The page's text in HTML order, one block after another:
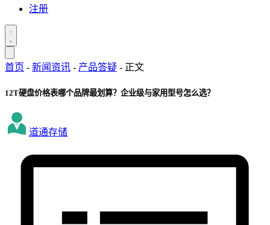
注册
首页 - 新闻资讯 - 产品答疑 - 正文
12T硬盘价格表哪个品牌最划算？企业级与家用型号怎么选？
道通存储